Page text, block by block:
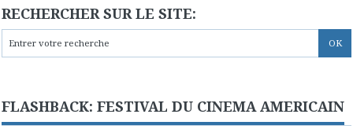
RECHERCHER SUR LE SITE:
FLASHBACK: FESTIVAL DU CINEMA AMERICAIN